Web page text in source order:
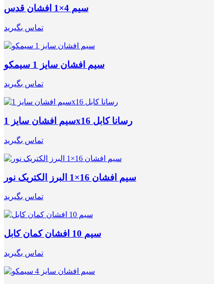
سیم 4×1 افشان قدس
تماس بگیرید
سیم افشان سایز 1 سیمکو
تماس بگیرید
سیم افشان سایز 1x16 رسانا کابل
تماس بگیرید
سیم افشان 16×1 البرز الکتریک نور
تماس بگیرید
سیم 10 افشان کمان کابل
تماس بگیرید